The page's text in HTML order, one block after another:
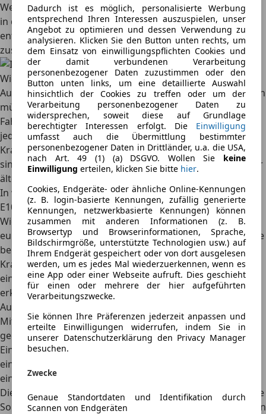
Dadurch ist es möglich, personalisierte Werbung
entsprechend Ihren Interessen auszuspielen, unser
Angebot zu optimieren und dessen Verwendung zu
analysieren. Klicken Sie den Button unten rechts, um
dem Einsatz von einwilligungspflichten Cookies und
der damit verbundenen Verarbeitung
personenbezogener Daten zuzustimmen oder den
Button unten links, um eine detaillierte Auswahl
hinsichtlich der Cookies zu treffen oder um der
Verarbeitung personenbezogener Daten zu
widersprechen, soweit diese auf Grundlage
berechtigter Interessen erfolgt. Die Einwilligung
umfasst auch die Übermittlung bestimmter
personenbezogener Daten in Drittländer, u.a. die USA,
nach Art. 49 (1) (a) DSGVO. Wollen Sie keine
Einwilligung erteilen, klicken Sie bitte hier.
Cookies, Endgeräte- oder ähnliche Online-Kennungen
(z. B. login-basierte Kennungen, zufällig generierte
Kennungen, netzwerkbasierte Kennungen) können
zusammen mit anderen Informationen (z. B.
Browsertyp und Browserinformationen, Sprache,
Bildschirmgröße, unterstützte Technologien usw.) auf
Ihrem Endgerät gespeichert oder von dort ausgelesen
werden, um es jedes Mal wiederzuerkennen, wenn es
eine App oder einer Webseite aufruft. Dies geschieht
für einen oder mehrere der hier aufgeführten
Verarbeitungszwecke.
Sie können Ihre Präferenzen jederzeit anpassen und
erteilte Einwilligungen widerrufen, indem Sie in
unserer Datenschutzerklärung den Privacy Manager
besuchen.
Zwecke
Genaue Standortdaten und Identifikation durch
Scannen von Endgeräten
Wer auf Nummer Sicher gehen möchte, dem hilft ein Blick
in die Bedienungsanleitung des Fahrzeuges. Hier sind die
entsprechenden Informationen zur E10- Verträglichkeit
zusätzlich gelistet.
Wie funktioniert das bei Zweirädern?
Auch Fahrer von Zweirädern wie Motorrädern oder Rollern
müssen sich im Vorfeld darüber informieren, ob ihr
Fahrzeug E10-geeignet ist. Wie bei den Pkws vertragen
jedoch mittlerweile fast alle Zweirad-Modelle den E10-
Kraftstoff in der Regel problemlos. Relevante Hinweise
sind dabei auch hier in der Bedienungsanleitung oder - für
ältere Modelle - in der Broschüre der DAT zu finden.
In welchen europäischen Ländern ist E10 verfügbar?
E10 ist in zahlreichen europäischen Ländern verfügbar.
Wichtig beim Tanken von E10 ist, dass der Kraftstoff die
europäische Norm EN 228 für Ottokraftstoffe erfüllt. Diese
beinhaltet einheitliche Qualitätsanforderungen für E10-
Kraftstoffe. Mit der Richtlinie 2014/94/EU lässt sich dank
einer
EU-weit gleichartigen Kraftstoff-Kennzeichnung
erkennen, ob der jeweilige Biokraftstoff für das eigene
Auto geeignet ist.
Mit der Richtlinie erhielt jede Kraftstoffart eine eigene
geometrische Form :
Ein Kreis für Benzin,
ein Quadrat für Diesel-Kraftstoffe sowie
eine 90-Grad-Raute für alle gasförmigen Kraftstoffe.
Die Wort-/Bildmarke im Inneren der Form zeigt die genaue
Sorte an. Stimmen die Symbole an der Zapfsäule mit denen